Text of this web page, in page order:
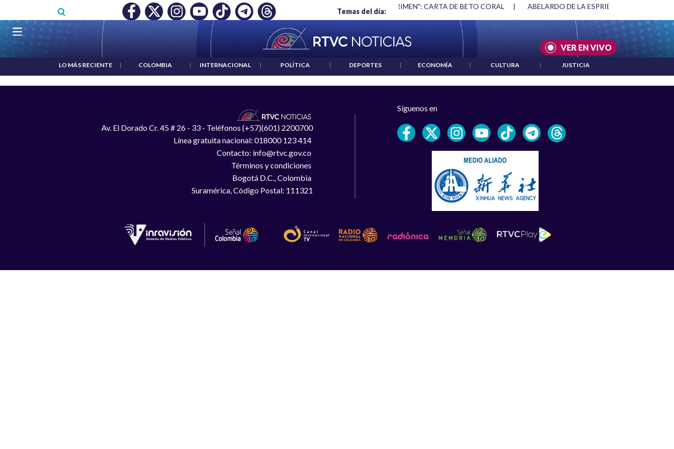
Temas del día:
RECONOCIMIENTO A RTVC SALARIO MÍNIMO NO DESTRUYÓ EMPLEO: JP MORGAN "HABLAR NO ES UN CRIMEN": CARTA DE BETO CORAL | ABELARDO DE LA ESPRIELLA Y DMG
VER EN VIVO
Navegación principal
LO MÁS RECIENTE | COLOMBIA | INTERNACIONAL | POLÍTICA | DEPORTES | ECONOMÍA | CULTURA | JUSTICIA
Av. El Dorado Cr. 45 # 26 - 33 - Teléfonos (+57)(601) 2200700
Línea gratuita nacional: 018000 123 414
Contacto: info@rtvc.gov.co
Términos y condiciones
Bogotá D.C., Colombia
Suramérica, Código Postal: 111321
Síguenos en